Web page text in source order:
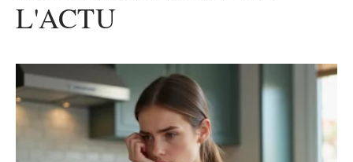
L'ACTU